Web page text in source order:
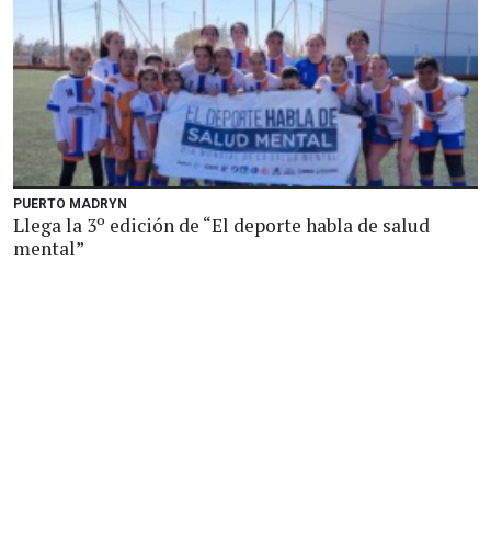
PUERTO MADRYN
Llega la 3º edición de “El deporte habla de salud
mental”